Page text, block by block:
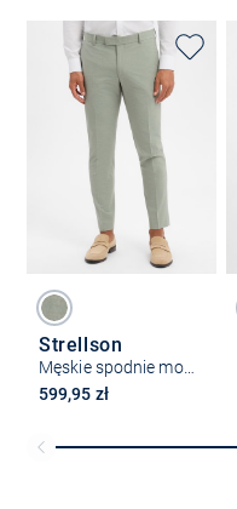
Strellson
Męskie spodnie modułowe - Melwin
599,95 zł